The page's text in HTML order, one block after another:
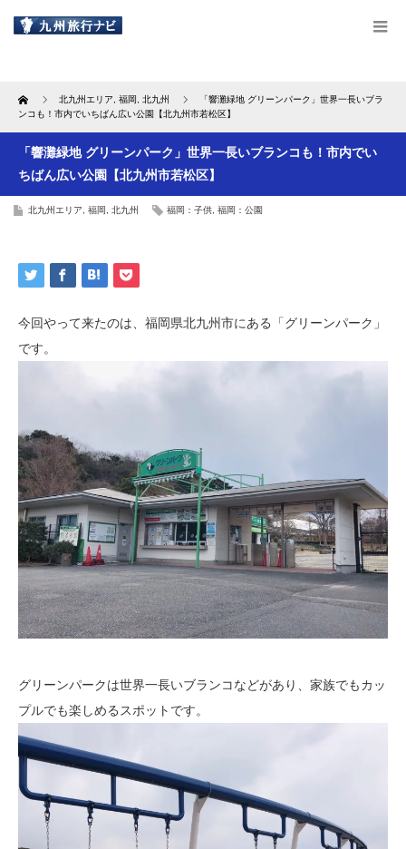
Home 北九州エリア 福岡 北九州
「響灘緑地 グリーンパーク」世界一長いブラ
ンコも！市内でいちばん広い公園【北九州市若松区】
「響灘緑地 グリーンパーク」世界一長いブランコも！市内でい
ちばん広い公園【北九州市若松区】
北九州エリア 福岡 北九州 福岡：子供 福岡：公園
今回やって来たのは、福岡県北九州市にある「グリーンパーク」
です。
グリーンパークは世界一長いブランコなどがあり、家族でもカッ
プルでも楽しめるスポットです。